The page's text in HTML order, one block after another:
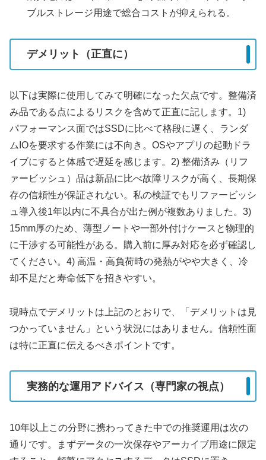
ブルストレージ用途で総合コストが抑えられる。
デメリット（正直に）
以下は実際に使用してみて明確になった欠点です。整備済
み品である点によるリスクを含めて正直に記します。1)
パフォーマンス面ではSSDに比べて格段に遅く、ランダ
ムIOを要求する作業には不向き。OSやアプリの起動ドラ
イブにすると体感で遅延を感じます。2) 整備済み（リフ
ァービッシュ）品は新品に比べ故障リスクが高く、長期保
存の信頼性が保証されない。私の検証でもリファービッシ
ュ導入後1年以内に不具合が出た例が複数ありました。3)
15mm厚のため、薄型ノートや一部外付けケースと物理的
に干渉する可能性がある。購入前に厚み対応を必ず確認し
てください。4) 高温・高負荷時の発熱がやや大きく、冷
却不足だと寿命低下を招きやすい。
現時点でデメリットは上記のとおりで、「デメリットは見
つかっていません」という状況にはありません。信頼性面
は特に正直に伝えるべきポイントです。
実務的な運用アドバイス（専門家の視点）
10年以上この分野に携わってきた中での推奨運用は次の
通りです。まずデータの一次保存やアーカイブ用途に限定